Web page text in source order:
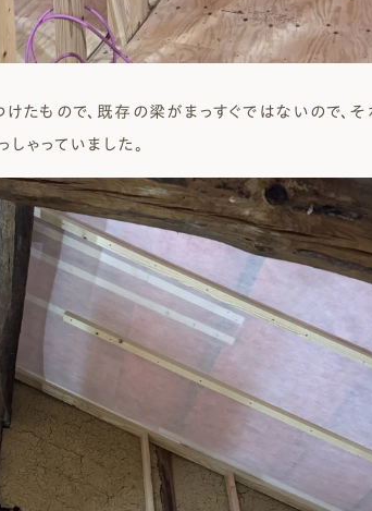
たもので、既存の梁がまっすぐではないので、
ゃっていました。